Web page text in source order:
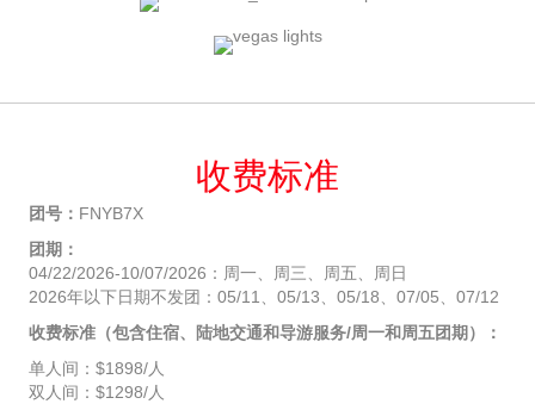
收费标准
团号： FNYB7X
团期：
04/22/2026-10/07/2026：周一、周三、周五、周日
2026年以下日期不发团：05/11、05/13、05/18、07/05、07/12
收费标准（包含住宿、陆地交通和导游服务/周一和周五团期）：
单人间：$1898/人
双人间：$1298/人